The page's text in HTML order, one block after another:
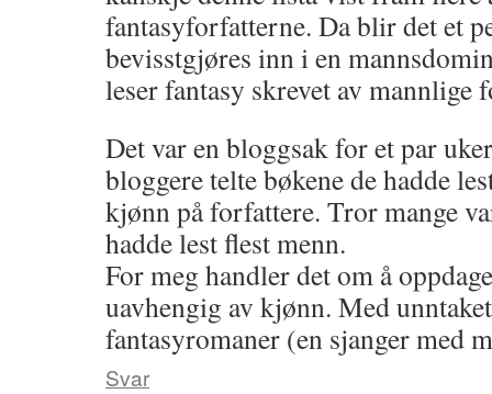
fantasyforfatterne. Da blir det et
bevisstgjøres inn i en
leser fantasy skrevet av mannlige
Det var en bloggsak for et par
bloggere telte bøkene de hadde
kjønn på forfattere. Tror mange
hadde lest flest menn.
For meg handler det om å
uavhengig av kjønn. Med
fantasyromaner (en sjanger med
Svar